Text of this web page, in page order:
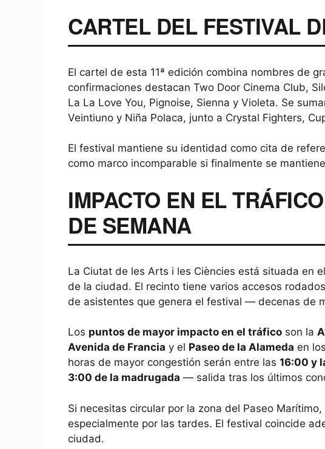
CARTEL DEL FESTIVAL
El cartel de esta 11ª edición combina nombres de
confirmaciones destacan Two Door Cinema Club,
La La Love You, Pignoise, Sienna y Violeta. Se
Veintiuno y Niña Polaca, junto a Crystal Fighters,
El festival mantiene su identidad como cita de
como marco incomparable si finalmente se
IMPACTO EN EL
DE SEMANA
La Ciutat de les Arts i les Ciències está situada en
de la ciudad. El recinto tiene varios accesos
de asistentes que genera el festival — decenas de
Los puntos de mayor impacto en el tráfico son la
Avenida de Francia y el Paseo de la Alameda en
horas de mayor congestión serán entre las 16:00 y
3:00 de la madrugada — salida tras los últimos
Si necesitas circular por la zona del Paseo
especialmente por las tardes. El festival coincide
ciudad.